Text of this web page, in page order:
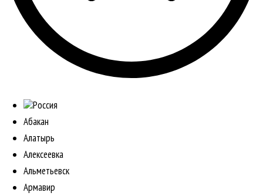
Россия
Абакан
Алатырь
Алексеевка
Альметьевск
Армавир